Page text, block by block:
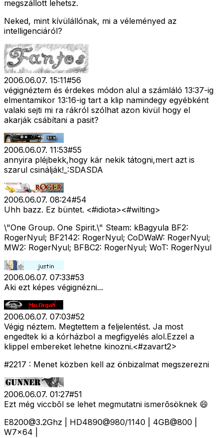
megszállott lehetsz.
Neked, mint kívülállónak, mi a véleményed az
intelligenciáról?
2006.06.07. 15:11#56
végignéztem és érdekes módon alul a számláló 13:37-ig
elmentamikor 13:16-ig tart a klip namindegy egyébként
valaki sejti mi ra rákról szólhat azon kivül hogy el
akarják csábítani a pasit?
2006.06.07. 11:53#55
annyira pléjbekk,hogy kár nekik tátogni,mert azt is
szarul csinálják!_:SDASDA
2006.06.07. 08:24#54
Uhh bazz. Ez büntet. <#idiota><#wilting>
\"One Group. One Spirit.\" Steam: kBagyula BF2:
RogerNyul; BF2142: RogerNyul; CoDWaW: RogerNyul;
MW2: RogerNyul; BFBC2: RogerNyul; WoT: RogerNyul
2006.06.07. 07:33#53
Aki ezt képes végignézni...
2006.06.07. 07:03#52
Végig néztem. Megtettem a feljelentést. Ja most
engedtek ki a kórházbol a megfigyelés alol.Ezzel a
klippel embereket lehetne kinozni.<#zavart2>
#2217 : Menet közben kell az önbizalmat megszerezni
2006.06.07. 01:27#51
Ezt még viccbõl se lehet megmutatni ismerõsöknek 😄
E8200@3.2Ghz | HD4890@980/1140 | 4GB@800 |
W7x64 |